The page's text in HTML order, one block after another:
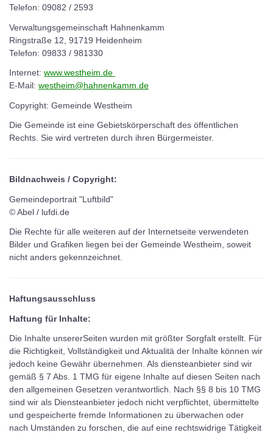
Telefon: 09082 / 2593
Verwaltungsgemeinschaft Hahnenkamm
Ringstraße 12, 91719 Heidenheim
Telefon: 09833 / 981330
Internet: www.westheim.de
E-Mail: westheim@hahnenkamm.de
Copyright: Gemeinde Westheim
Die Gemeinde ist eine Gebietskörperschaft des öffentlichen
Rechts. Sie wird vertreten durch ihren Bürgermeister.
Bildnachweis / Copyright:
Gemeindeportrait "Luftbild"
© Abel / lufdi.de
Die Rechte für alle weiteren auf der Internetseite verwendeten
Bilder und Grafiken liegen bei der Gemeinde Westheim, soweit
nicht anders gekennzeichnet.
Haftungsausschluss
Haftung für Inhalte:
Die Inhalte unsererSeiten wurden mit größter Sorgfalt erstellt. Für
die Richtigkeit, Vollständigkeit und Aktualitä der Inhalte können wir
jedoch keine Gewähr übernehmen. Als diensteanbieter sind wir
gemäß § 7 Abs. 1 TMG für eigene Inhalte auf diesen Seiten nach
den allgemeinen Gesetzen verantwortlich. Nach §§ 8 bis 10 TMG
sind wir als Diensteanbieter jedoch nicht verpflichtet, übermittelte
und gespeicherte fremde Informationen zu überwachen oder
nach Umständen zu forschen, die auf eine rechtswidrige Tätigkeit